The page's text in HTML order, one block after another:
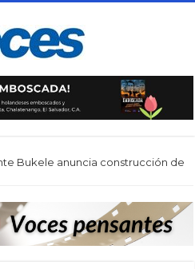
Bukele anuncia construcción de